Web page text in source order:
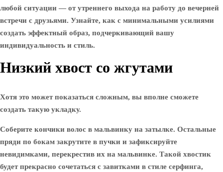
любой ситуации — от утреннего выхода на работу до вечерней
встречи с друзьями. Узнайте, как с минимальными усилиями
создать эффектный образ, подчеркивающий вашу
индивидуальность и стиль.
Низкий хвост со жгутами
Хотя это может показаться сложным, вы вполне сможете
создать такую укладку.
Соберите кончики волос в мальвинку на затылке. Остальные
пряди по бокам закрутите в пучки и зафиксируйте
невидимками, перекрестив их на мальвинке. Такой хвостик
будет прекрасно сочетаться с завитками в стиле серфинга,